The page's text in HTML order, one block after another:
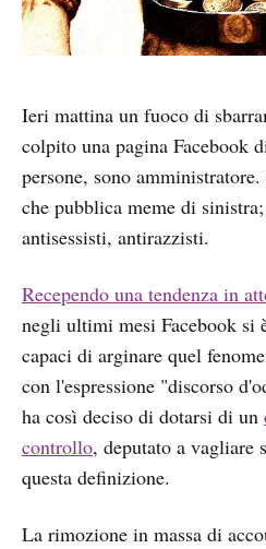
Ieri mattina un fuoco di
colpito una pagina Facebook
persone, sono
che pubblica meme di
antisessisti, antirazzisti.
Recependo una tendenza in
negli ultimi mesi Facebook si
capaci di arginare quel
con l'espressione "discorso
ha così deciso di dotarsi di un
controllo, deputato a vagliare
questa definizione.
La rimozione in massa di